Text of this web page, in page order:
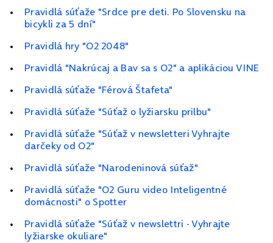
Pravidlá súťaže "Srdce pre deti. Po Slovensku na
bicykli za 5 dní"
Pravidlá hry "O2 2048"
Pravidlá "Nakrúcaj a Bav sa s O2" a aplikáciou VINE
Pravidlá súťaže "Férová Štafeta"
Pravidlá súťaže "Súťaž o lyžiarsku prilbu"
Pravidlá súťaže "Súťaž v newsletteri Vyhrajte
darčeky od O2"
Pravidlá súťaže "Narodeninová súťaž"
Pravidlá súťaže "O2 Guru video Inteligentné
domácnosti" o Spotter
Pravidlá súťaže "Súťaž v newslettri - Vyhrajte
lyžiarske okuliare"